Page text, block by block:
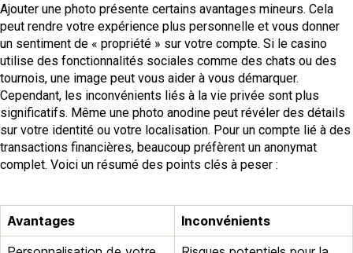
Ajouter une photo présente certains avantages mineurs. Cela
peut rendre votre expérience plus personnelle et vous donner
un sentiment de « propriété » sur votre compte. Si le casino
utilise des fonctionnalités sociales comme des chats ou des
tournois, une image peut vous aider à vous démarquer.
Cependant, les inconvénients liés à la vie privée sont plus
significatifs. Même une photo anodine peut révéler des détails
sur votre identité ou votre localisation. Pour un compte lié à des
transactions financières, beaucoup préfèrent un anonymat
complet. Voici un résumé des points clés à peser :
Avantages
Inconvénients